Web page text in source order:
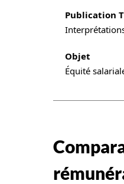
Publication
Objet
Équité